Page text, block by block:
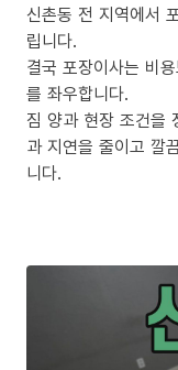
신촌동 전 지역에서
립니다.
결국 포장이사는 비
를 좌우합니다.
짐 양과 현장 조건을
과 지연을 줄이고 깔
니다.